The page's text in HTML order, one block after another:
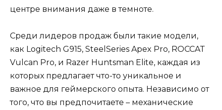
центре внимания даже в темноте.
Среди лидеров продаж были такие модели,
как Logitech G915, SteelSeries Apex Pro, ROCCAT
Vulcan Pro, и Razer Huntsman Elite, каждая из
которых предлагает что-то уникальное и
важное для геймерского опыта. Независимо от
того, что вы предпочитаете – механические